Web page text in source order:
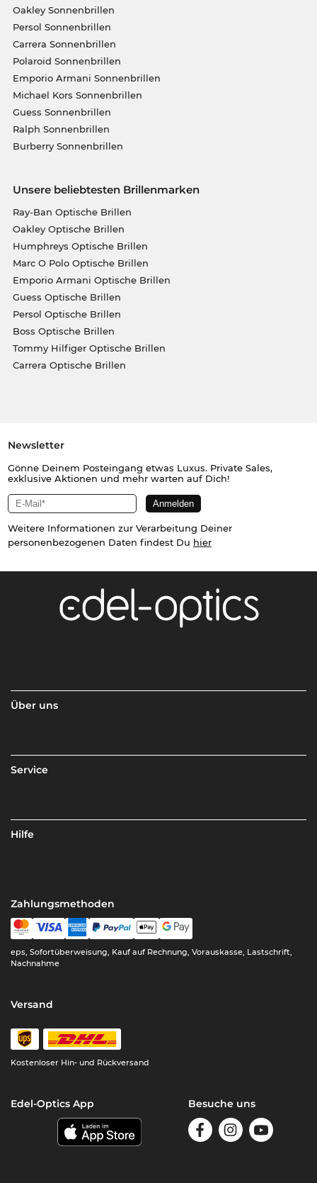
Oakley Sonnenbrillen
Persol Sonnenbrillen
Carrera Sonnenbrillen
Polaroid Sonnenbrillen
Emporio Armani Sonnenbrillen
Michael Kors Sonnenbrillen
Guess Sonnenbrillen
Ralph Sonnenbrillen
Burberry Sonnenbrillen
Unsere beliebtesten Brillenmarken
Ray-Ban Optische Brillen
Oakley Optische Brillen
Humphreys Optische Brillen
Marc O Polo Optische Brillen
Emporio Armani Optische Brillen
Guess Optische Brillen
Persol Optische Brillen
Boss Optische Brillen
Tommy Hilfiger Optische Brillen
Carrera Optische Brillen
Newsletter
Gönne Deinem Posteingang etwas Luxus. Private Sales,
exklusive Aktionen und mehr warten auf Dich!
Weitere Informationen zur Verarbeitung Deiner
personenbezogenen Daten findest Du hier
Über uns
Service
Hilfe
Zahlungsmethoden
eps, Sofortüberweisung, Kauf auf Rechnung, Vorauskasse, Lastschrift,
Nachnahme
Versand
Kostenloser Hin- und Rückversand
Edel-Optics App Besuche uns